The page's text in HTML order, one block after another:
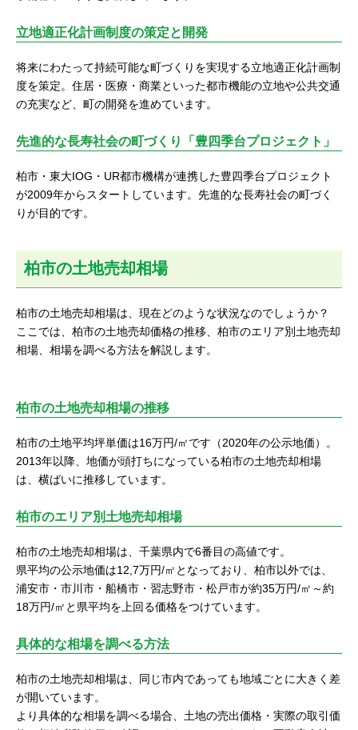
立地適正化計画制度の策定と開発
将来にわたって持続可能な町づくりを実現する立地適正化計画制
度を策定。住居・医療・商業といった都市機能の立地や公共交通
の充実など、町の開発を進めています。
先進的な長寿社会の町づくり「豊四季台プロジェクト」
柏市・東大IOG・UR都市機構が連携した豊四季台プロジェクト
が2009年からスタートしています。先進的な長寿社会の町づく
りが目的です。
柏市の土地売却相場
柏市の土地売却相場は、現在どのような状況なのでしょうか？
ここでは、柏市の土地売却価格の推移、柏市のエリア別土地売却
相場、相場を調べる方法を解説します。
柏市の土地売却相場の推移
柏市の土地平均坪単価は16万円/㎡です（2020年の公示地価）。
2013年以降、地価が頭打ちになっている柏市の土地売却相場
は、横ばいに推移しています。
柏市のエリア別土地売却相場
柏市の土地売却相場は、千葉県内で6番目の高値です。
県平均の公示地価は12,7万円/㎡となっており、柏市以外では、
浦安市・市川市・船橋市・習志野市・松戸市が約35万円/㎡～約
18万円/㎡と県平均を上回る価格をつけています。
具体的な相場を調べる方法
柏市の土地売却相場は、同じ市内であっても地域ごとに大きく差
が開いています。
より具体的な相場を調べる場合、土地の売出価格・実際の取引価